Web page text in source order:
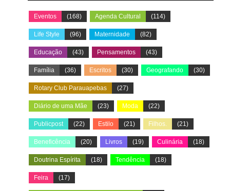
Eventos (168) Agenda Cultural (114)
Life Style (96) Maternidade (82)
Educação (43) Pensamentos (43)
Família (36) Escritos (30) Geografando (30)
Rotary Club Parauapebas (27)
Diário de uma Mãe (23) Moda (22)
Publicpost (22) Estilo (21) Filhos. (21)
Beneficência (20) Livros (19) Culinária (18)
Doutrina Espírita (18) Tendência (18)
Feira (17)